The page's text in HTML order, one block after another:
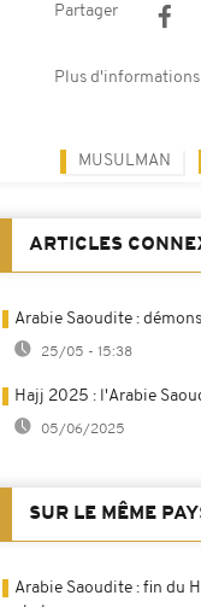
Partager
Plus
MUSULMAN
ARTICLES
Arabie Saoudite :
25/05 - 15:38
Hajj 2025 : l'Arabie
05/06/2025
SUR LE MÊME
Arabie Saoudite : fin du